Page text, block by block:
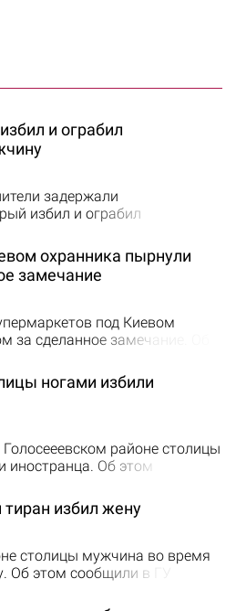
и ограбил
задержали
избил и ограбил
что житель
в магазине с
выпить. Попойка переросла в
домой, однако по
упал, сломав ногу.
охранника пырнули
замечание
под Киевом
за сделанное замечание. Об
администратор одного из
заявила, что неизвестный
магазина. Прибывшие на
что 35-летний работник
как посетитель…
ногами избили
районе столицы
иностранца. Об этом
полиции поступило
что в кафе на улице
его избил
на место полицейские
мужчинами возникла
избил жену
столицы мужчина во время
Об этом сообщили в ГУ
женщина от